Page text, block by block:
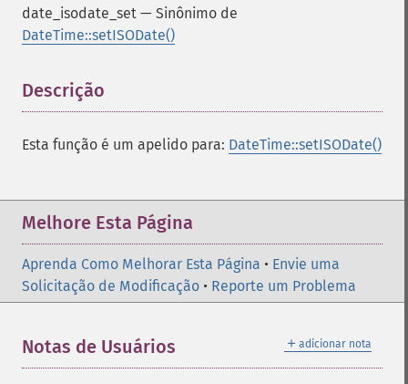
date_isodate_set — Sinônimo de
DateTime::setISODate()
Descrição
Esta função é um apelido para: DateTime::setISODate()
Melhore Esta Página
Aprenda Como Melhorar Esta Página • Envie uma
Solicitação de Modificação • Reporte um Problema
＋ adicionar nota
Notas de Usuários